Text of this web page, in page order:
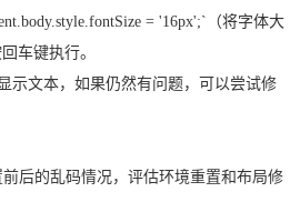
= '16px';`（将字体大
车键执行。
示文本，如果仍然有问题，可以尝试修
后的乱码情况，评估环境重置和布局修